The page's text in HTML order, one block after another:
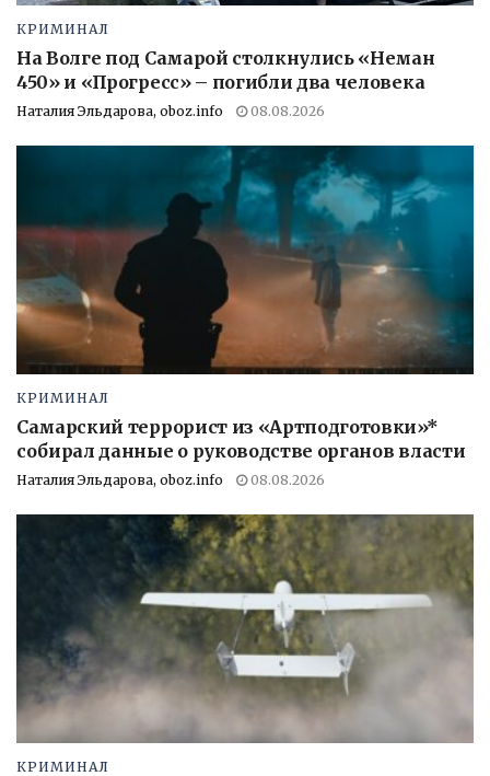
КРИМИНАЛ
На Волге под Самарой столкнулись «Неман
450» и «Прогресс» – погибли два человека
Наталия Эльдарова, oboz.info 08.08.2026
КРИМИНАЛ
Самарский террорист из «Артподготовки»*
собирал данные о руководстве органов власти
Наталия Эльдарова, oboz.info 08.08.2026
КРИМИНАЛ